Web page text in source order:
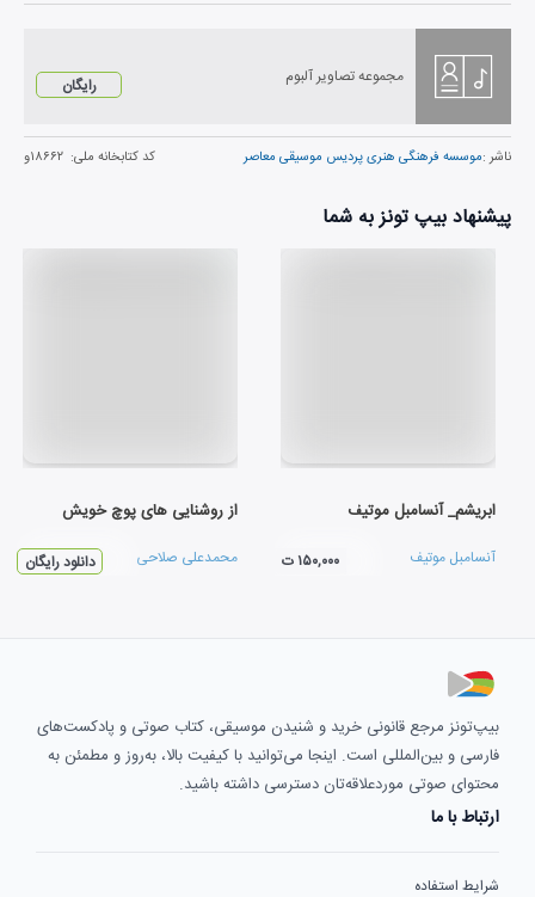
مجموعه تصاویر آلبوم رایگان
ناشر :موسسه فرهنگی هنری پردیس موسیقی معاصر کد کتابخانه ملی: ۱۸۶۶۲و
پیشنهاد بیپ تونز به شما
ابریشم_ آنسامبل موتیف
آنسامبل موتیف ۱۵۰,۰۰۰ ت
از روشنایی های پوچ خویش
محمدعلی صلاحی دانلود رایگان
بیپ‌تونز مرجع قانونی خرید و شنیدن موسیقی، کتاب صوتی و پادکست‌های
فارسی و بین‌المللی است. اینجا می‌توانید با کیفیت بالا، به‌روز و مطمئن به
محتوای صوتی موردعلاقه‌تان دسترسی داشته باشید.
ارتباط با ما
شرایط استفاده